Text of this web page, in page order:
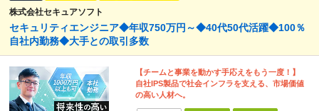
株式会社セキュアソフト
セキュリティエンジニア◆年収750万円～◆40代50代活躍◆100％
自社内勤務◆大手との取引多数
【チームと事業を動かす手応えをもう一度！】
自社IPS製品で社会インフラを支える、市場価値
の高い人材へ。